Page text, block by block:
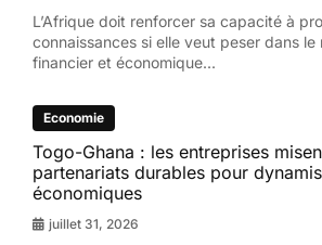
L’Afrique doit renforcer sa capacité à
connaissances si elle veut peser dans le
financier et économique...
Economie
Togo-Ghana : les entreprises
partenariats durables pour
économiques
juillet 31, 2026